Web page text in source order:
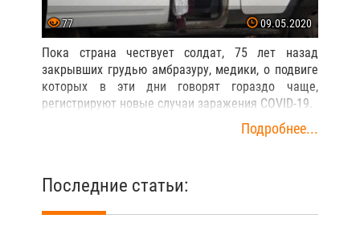
77 09.05.2020
Пока страна чествует солдат, 75 лет назад
закрывших грудью амбразуру, медики, о подвиге
которых в эти дни говорят гораздо чаще,
регистрируют новые случаи заражения COVID-19.
Подробнее...
Последние статьи: